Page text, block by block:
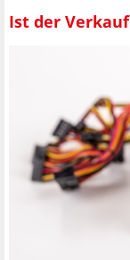
Ist der